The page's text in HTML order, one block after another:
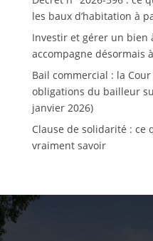
les baux d’habitation à
Investir et gérer un bien
accompagne désormais
Bail commercial : la
obligations du bailleur
janvier 2026)
Clause de solidarité : ce
vraiment savoir